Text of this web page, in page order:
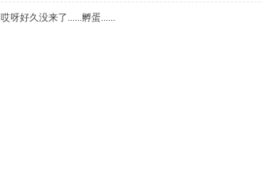
哎呀好久没来了......孵蛋......